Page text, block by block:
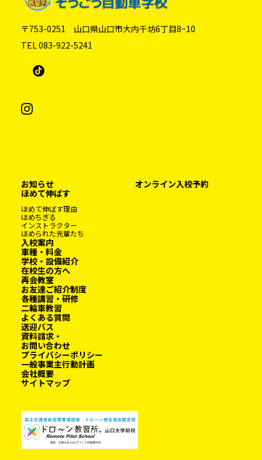
〒753-0251 山口県山口市大内千坊6丁目8−10
TEL 083-922-5241
お知らせ
ほめて伸ばす
ほめて伸ばす理由
ほめちぎる
インストラクター
ほめられた先輩たち
入校案内
車種・料金
学校・設備紹介
在校生の方へ
再会教室
お友達ご紹介制度
各種講習・研修
二輪車教習
よくある質問
送迎バス
資料請求・
お問い合わせ
プライバシーポリシー
一般事業主行動計画
会社概要
サイトマップ
オンライン入校予約